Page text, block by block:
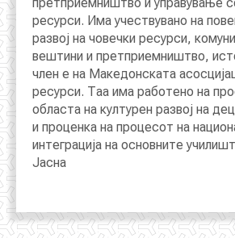
ресурси. Има учествувано на
развој на човечки ресурси,
вештини и претприемништво,
член е на Македонската
ресурси. Таа има работено на
областа на културен развој на
и проценка на процесот на
интеграција на основните
Јасна